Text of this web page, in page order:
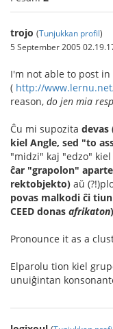
trojo (Tunjukkan profil)
5 September 2005
I'm not able to post
( http://
reason, do jen mia
Ĉu mi supozita devas
kiel Angle, sed "to
"midzi" kaj "edzo"
ĉar "grapolon"
rektobjekto) aŭ
povas malkodi ĉi
CEED donas afrikaton)
Pronounce it as a
Elparolu tion kiel
unuiĝintan